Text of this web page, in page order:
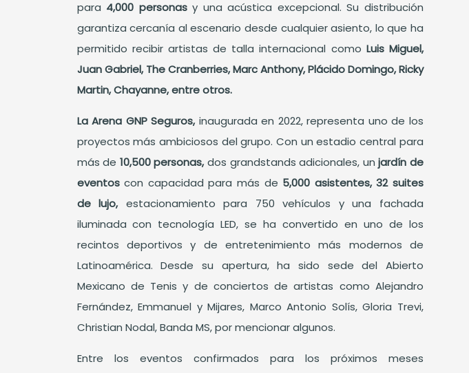
para 4,000 personasy una acústica excepcional. Su distribución
garantiza cercanía al escenario desde cualquier asiento, lo que ha
permitido recibir artistas de talla internacional como Luis Miguel,
Juan Gabriel, The Cranberries, Marc Anthony, Plácido Domingo, Ricky
Martin, Chayanne, entre otros.
La Arena GNP Seguros,inaugurada en 2022, representa uno de los
proyectos más ambiciosos del grupo. Con un estadio central para
más de 10,500 personas,dos grandstands adicionales, unjardín de
eventoscon capacidad para más de 5,000 asistentes, 32 suites
de lujo,estacionamiento para 750 vehículos y una fachada
iluminada con tecnología LED, se ha convertido en uno de los
recintos deportivos y de entretenimiento más modernos de
Latinoamérica. Desde su apertura, ha sido sede del Abierto
Mexicano de Tenis y de conciertos de artistas como Alejandro
Fernández, Emmanuel y Mijares, Marco Antonio Solís, Gloria Trevi,
Christian Nodal, Banda MS, por mencionar algunos.
Entre los eventos confirmados para los próximos meses